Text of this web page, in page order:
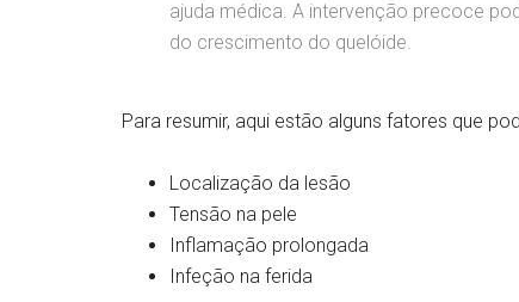
ajuda médica. A intervenção precoce
do crescimento do quelóide.
Para resumir, aqui estão alguns fatores que
Localização da lesão
Tensão na pele
Inflamação prolongada
Infeção na ferida